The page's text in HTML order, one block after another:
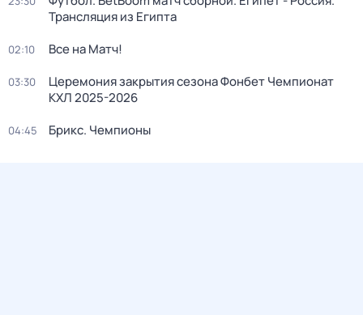
Трансляция из Египта
02:10 Все на Матч!
03:30
Церемония закрытия сезона Фонбет Чемпионат
КХЛ 2025-2026
04:45 Брикс. Чемпионы